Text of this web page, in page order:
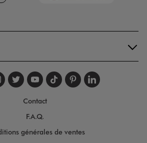
nous sur
nous sur
Suivez-nous sur
Suivez-nous
Suivez-nous
Suivez-
Contact
F.A.Q.
générales de ventes